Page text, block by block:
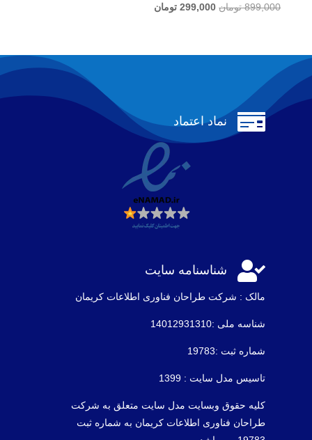
899,000 تومان قیمت
بود.
299,000 تومانقیمت
است.
 نماد اعتماد
 شناسنامه سایت
مالک : شرکت طراحان فناوری اطلاعات كريمان
شناسه ملی :14012931310
شماره ثبت :19783
تاسیس مدل سایت : 1399
کلیه حقوق وبسایت مدل سایت متعلق به شرکت
طراحان فناوری اطلاعات کریمان به شماره ثبت